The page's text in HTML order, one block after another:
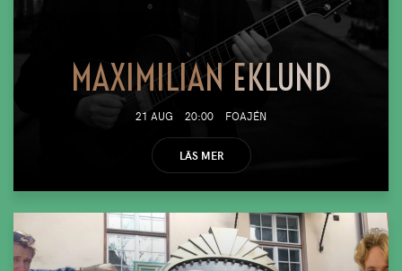
MAXIMILIAN EKLUND
21 AUG 20:00 FOAJÉN
LÄS MER